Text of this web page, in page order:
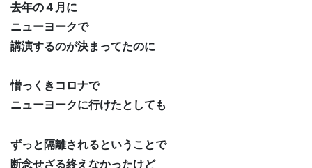
去年の４月に
ニューヨークで
講演するのが決まってたのに
憎っくきコロナで
ニューヨークに行けたとしても
ずっと隔離されるということで
断念せざる終えなかったけど